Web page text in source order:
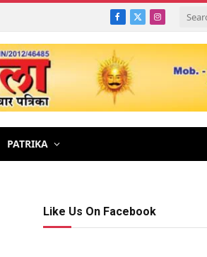
Facebook
X
Instagram
PATRIKA
Like Us On Facebook